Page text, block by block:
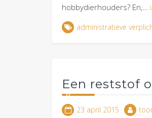
hobbydierhouders? En,…
administratieve
Een reststof
23 april 2015